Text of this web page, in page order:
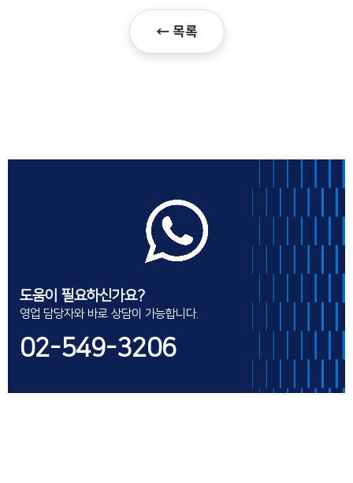
← 목록
도움이 필요하신가요?
영업 담당자와 바로 상담이 가능합니다.
02-549-3206